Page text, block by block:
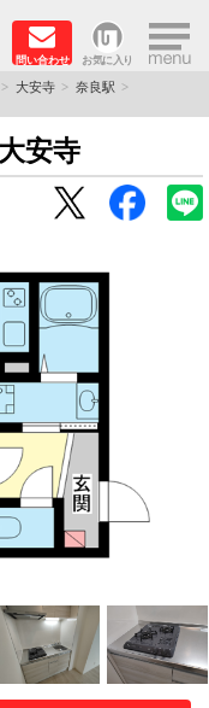
問い合わせ お気に入り ×
北部、木津川
南部)
大安寺
奈良駅
安寺